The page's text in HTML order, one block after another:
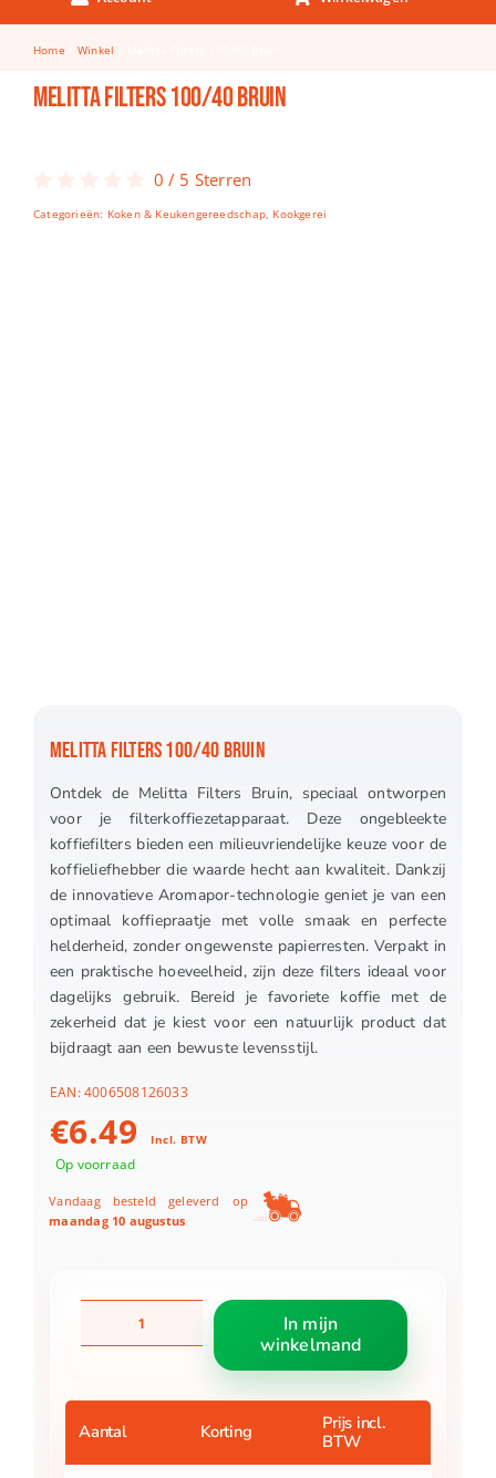
Keuken & Tafelen
Kinderfietsen
Knutselen
Spellen
Home Winkel
Melitta Filters 100/40 Bruin
0 / 5 Sterren
Categorieën: Koken & Keukengereedschap, Kookgerei
MELITTA FILTERS 100/40 BRUIN
Ontdek de Melitta Filters Bruin, speciaal ontworpen
voor je filterkoffiezetapparaat. Deze ongebleekte
koffiefilters bieden een milieuvriendelijke keuze voor de
koffieliefhebber die waarde hecht aan kwaliteit. Dankzij
de innovatieve Aromapor-technologie geniet je van een
optimaal koffiepraatje met volle smaak en perfecte
helderheid, zonder ongewenste papierresten. Verpakt in
een praktische hoeveelheid, zijn deze filters ideaal voor
dagelijks gebruik. Bereid je favoriete koffie met de
zekerheid dat je kiest voor een natuurlijk product dat
bijdraagt aan een bewuste levensstijl.
EAN:4006508126033
€6.49 Incl. BTW
Op voorraad
Vandaag besteld geleverd op
maandag 10 augustus
Filters
aantal
In mijn
winkelmand
Aantal Korting
Prijs incl.
BTW